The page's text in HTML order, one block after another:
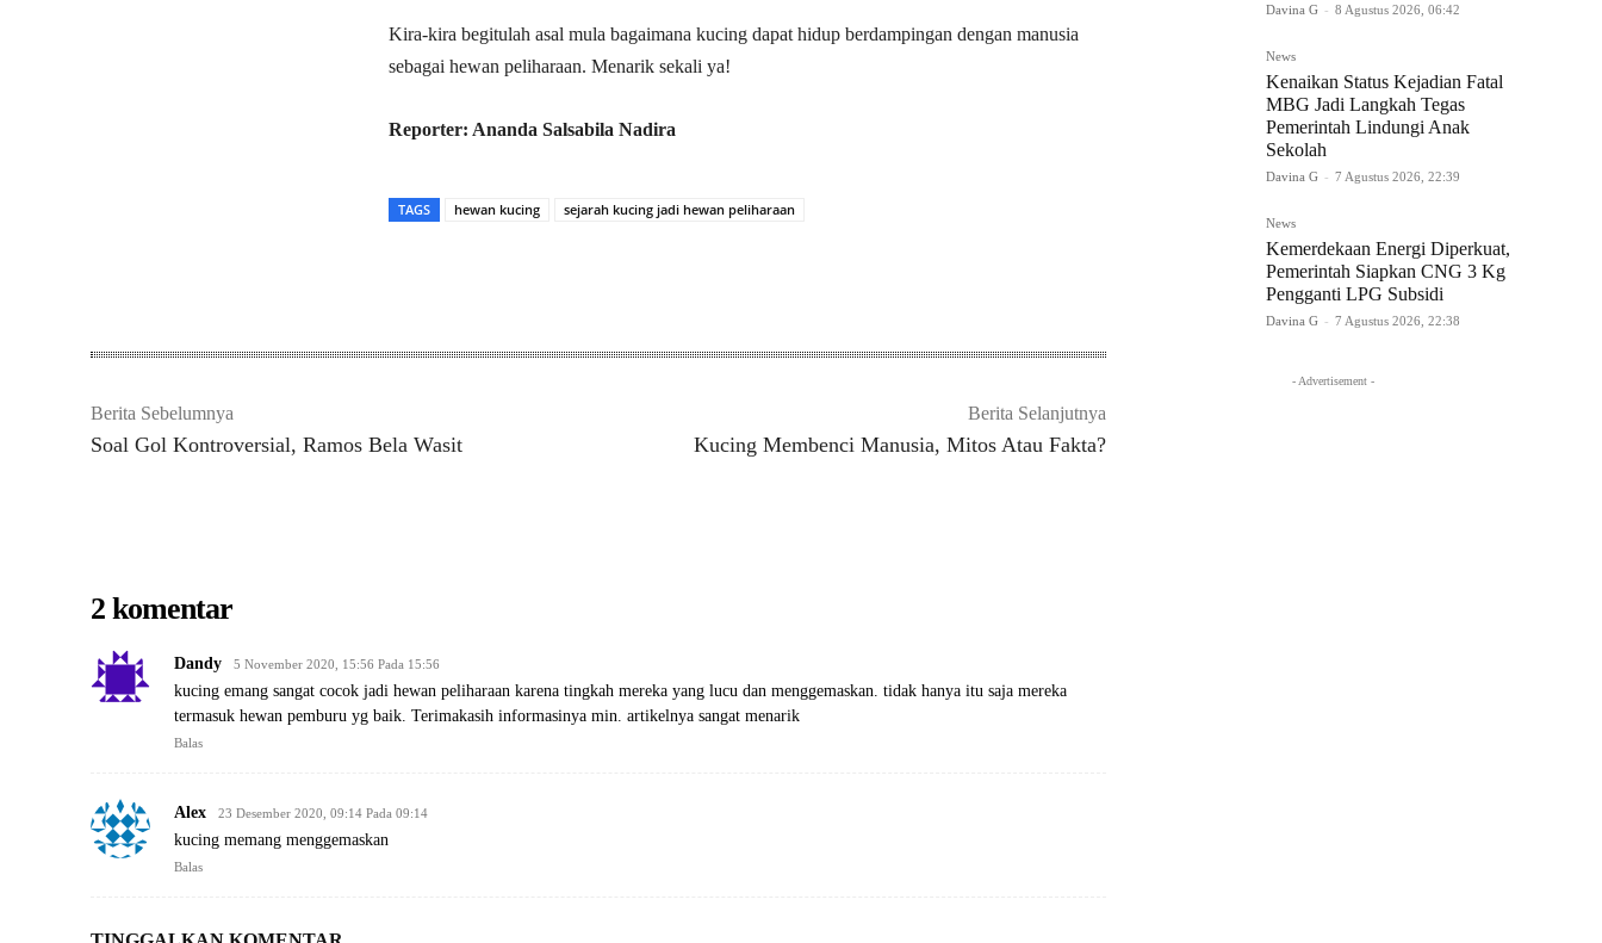
Kira-kira begitulah asal mula bagaimana kucing dapat hidup berdampingan dengan manusia
sebagai hewan peliharaan. Menarik sekali ya!
Reporter: Ananda Salsabila Nadira
TAGS hewan kucing sejarah kucing jadi hewan peliharaan
Berita Sebelumnya
Soal Gol Kontroversial, Ramos Bela Wasit
Berita Selanjutnya
Kucing Membenci Manusia, Mitos Atau Fakta?
2 komentar
Dandy 5 November 2020, 15:56 Pada 15:56
kucing emang sangat cocok jadi hewan peliharaan karena tingkah mereka yang lucu dan menggemaskan. tidak hanya itu saja mereka
termasuk hewan pemburu yg baik. Terimakasih informasinya min. artikelnya sangat menarik
Balas
Alex 23 Desember 2020, 09:14 Pada 09:14
kucing memang menggemaskan
Balas
Davina G - 8 Agustus 2026, 06:42
News
Kenaikan Status Kejadian Fatal
MBG Jadi Langkah Tegas
Pemerintah Lindungi Anak
Sekolah
Davina G - 7 Agustus 2026, 22:39
News
Kemerdekaan Energi Diperkuat,
Pemerintah Siapkan CNG 3 Kg
Pengganti LPG Subsidi
Davina G - 7 Agustus 2026, 22:38
- Advertisement -